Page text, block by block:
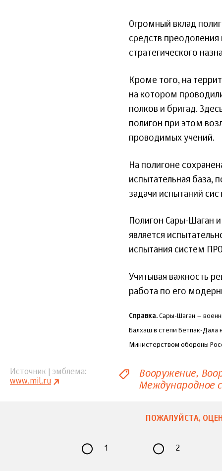
Огромный вклад
средств
стратегического
Кроме того, на
на котором
полков и бригад.
полигон при этом
проводимых учений.
На полигоне
испытательная база,
задачи испытаний
Полигон Сары-Шаган
является
испытания систем
Учитывая важность
работа по его
Справка. Сары-Шаган –
Балхаш в степи Бетпак-
Министерством обороны
Источник | эмблема
www.mil.ru
Вооружение
Международное
ПОЖАЛУЙСТА,
1 2